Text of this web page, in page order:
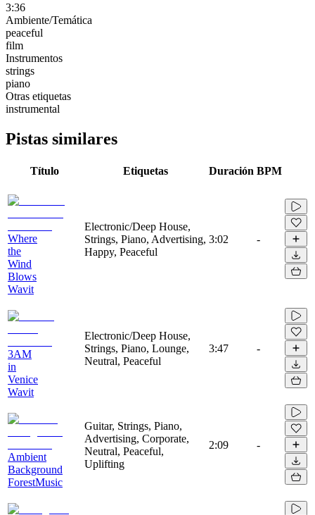
3:36
Ambiente/Temática
peaceful
film
Instrumentos
strings
piano
Otras etiquetas
instrumental
Pistas similares
Título Etiquetas Duración BPM
Where
the
Wind
Blows
Wavit
Electronic/Deep House,
Strings, Piano, Advertising,
Happy, Peaceful
3:02 -
3AM
in
Venice
Wavit
Electronic/Deep House,
Strings, Piano, Lounge,
Neutral, Peaceful
3:47 -
Ambient
Background
ForestMusic
Guitar, Strings, Piano,
Advertising, Corporate,
Neutral, Peaceful,
Uplifting
2:09 -